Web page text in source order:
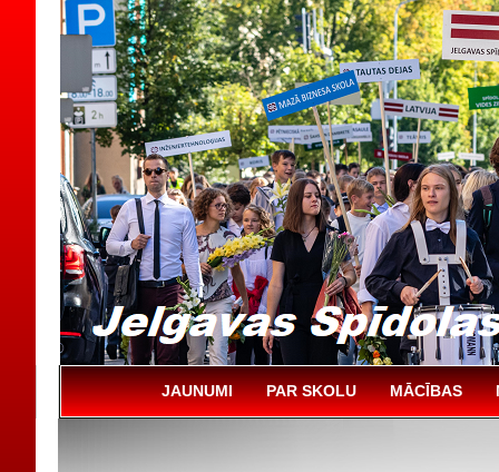
JAUNUMI PAR SKOLU MĀCĪBAS